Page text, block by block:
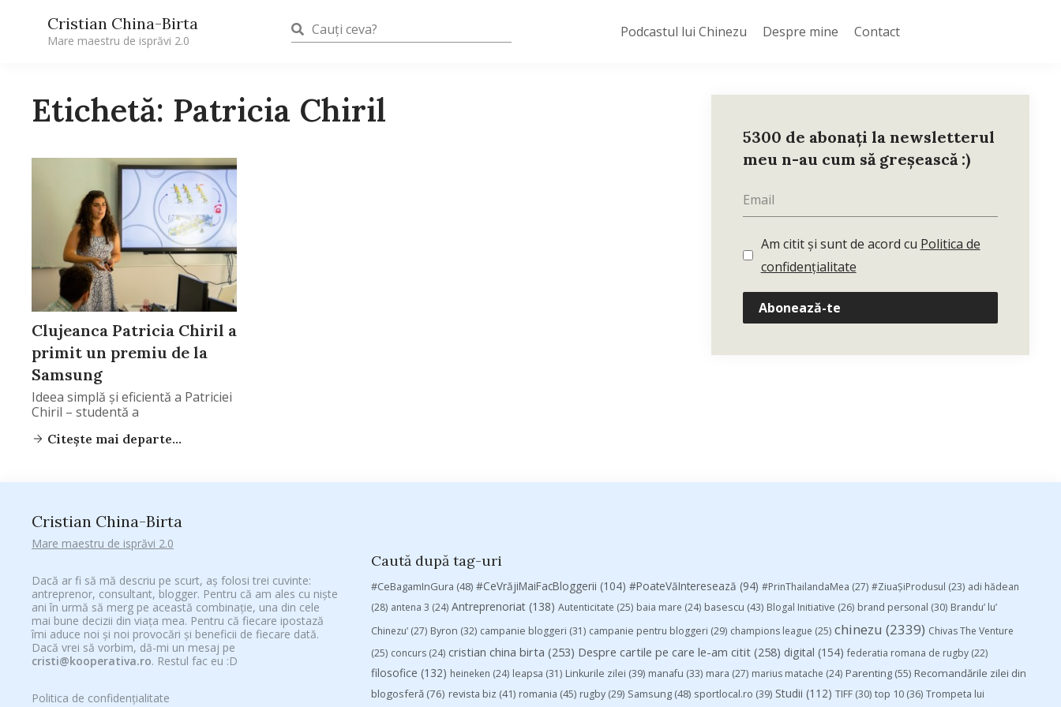
Cristian China-Birta
Mare maestru de isprăvi 2.0
Podcastul lui Chinezu Despre mine Contact
Etichetă: Patricia Chiril
Clujeanca Patricia Chiril a
primit un premiu de la
Samsung
Ideea simplă și eficientă a Patriciei
Chiril – studentă a
Citește mai departe...
5300 de abonați la newsletterul
meu n-au cum să greșească :)
Am citit și sunt de acord cu Politica de
confidențialitate
Abonează-te
Cristian China-Birta
Mare maestru de isprăvi 2.0
Dacă ar fi să mă descriu pe scurt, aș folosi trei cuvinte:
antreprenor, consultant, blogger. Pentru că am ales cu niște
ani în urmă să merg pe această combinație, una din cele
mai bune decizii din viața mea. Pentru că fiecare ipostază
îmi aduce noi și noi provocări și beneficii de fiecare dată.
Dacă vrei să vorbim, dă-mi un mesaj pe
cristi@kooperativa.ro. Restul fac eu :D
Politica de confidențialitate
Caută după tag-uri
#CeBagamInGura (48) #CeVrăjiMaiFacBloggerii (104) #PoateVăInteresează (94) #PrinThailandaMea (27) #ZiuaȘiProdusul (23) adi hădean
(28) antena 3 (24) Antreprenoriat (138) Autenticitate (25) baia mare (24) basescu (43) Blogal Initiative (26) brand personal (30) Brandu’ lu’
Chinezu’ (27) Byron (32) campanie bloggeri (31) campanie pentru bloggeri (29) champions league (25) chinezu (2339) Chivas The Venture
(25) concurs (24) cristian china birta (253) Despre cartile pe care le-am citit (258) digital (154) federatia romana de rugby (22)
filosofice (132) heineken (24) leapsa (31) Linkurile zilei (39) manafu (33) mara (27) marius matache (24) Parenting (55) Recomandările zilei din
blogosferă (76) revista biz (41) romania (45) rugby (29) Samsung (48) sportlocal.ro (39) Studii (112) TIFF (30) top 10 (36) Trompeta lui